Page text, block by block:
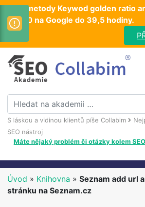
Test metody Keywod golden ratio
TOP10 na Google do 39,5 hodiny.
S láskou a vidinou klientů píše Collabim
SEO nástroj
Máte nějaký problém či otázky kolem
Úvod » Knihovna » Seznam add url
stránku na Seznam.cz